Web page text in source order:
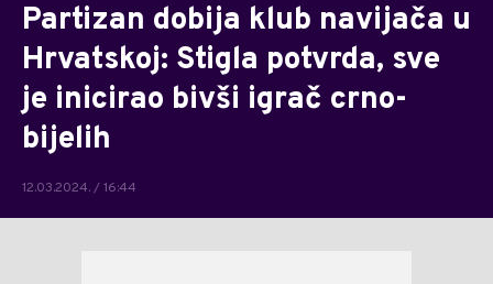
Partizan dobija klub navijača u
Hrvatskoj: Stigla potvrda, sve
je inicirao bivši igrač crno-
bijelih
12.03.2024. / 16:44